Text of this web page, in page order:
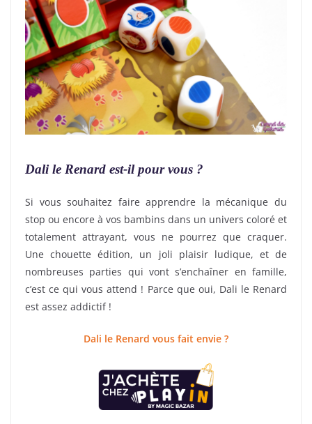
Dali le Renard est-il pour vous ?
Si vous souhaitez faire apprendre la mécanique du
stop ou encore à vos bambins dans un univers coloré et
totalement attrayant, vous ne pourrez que craquer.
Une chouette édition, un joli plaisir ludique, et de
nombreuses parties qui vont s’enchaîner en famille,
c’est ce qui vous attend ! Parce que oui, Dali le Renard
est assez addictif !
Dali le Renard vous fait envie ?